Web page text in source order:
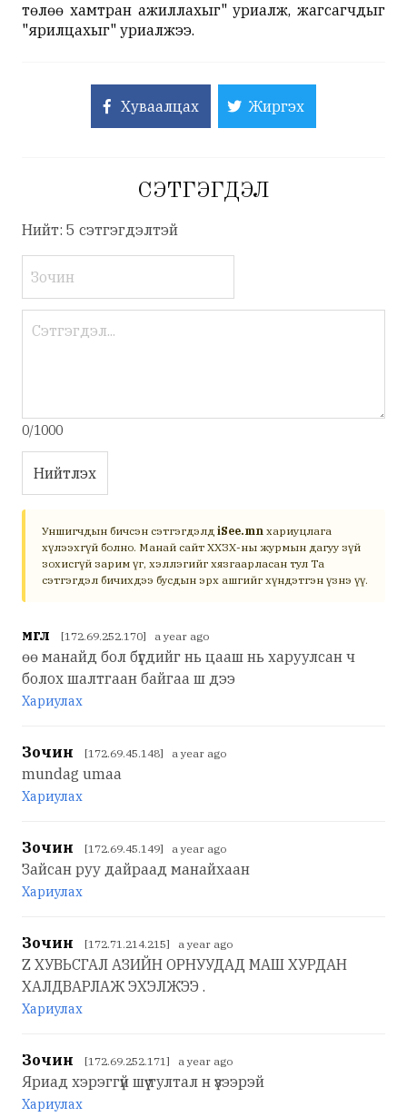
төлөө хамтран ажиллахыг" уриалж, жагсагчдыг
"ярилцахыг" уриалжээ.
Хуваалцах Жиргэх
СЭТГЭГДЭЛ
Нийт: 5 сэтгэгдэлтэй
0/1000
Нийтлэх
Уншигчдын бичсэн сэтгэгдэлд iSee.mn хариуцлага
хүлээхгүй болно. Манай сайт ХХЗХ-ны журмын дагуу зүй
зохисгүй зарим үг, хэллэгийг хязгаарласан тул Та
сэтгэгдэл бичихдээ бусдын эрх ашгийг хүндэтгэн үзнэ үү.
мгл [172.69.252.170] a year ago
өө манайд бол бүгдийг нь цааш нь харуулсан ч
болох шалтгаан байгаа ш дээ
Хариулах
Зочин [172.69.45.148] a year ago
mundag umaa
Хариулах
Зочин [172.69.45.149] a year ago
Зайсан руу дайраад манайхаан
Хариулах
Зочин [172.71.214.215] a year ago
Z ХУВЬСГАЛ АЗИЙН ОРНУУДАД МАШ ХУРДАН
ХАЛДВАРЛАЖ ЭХЭЛЖЭЭ .
Хариулах
Зочин [172.69.252.171] a year ago
Яриад хэрэггүй шүү тултал н үзээрэй
Хариулах